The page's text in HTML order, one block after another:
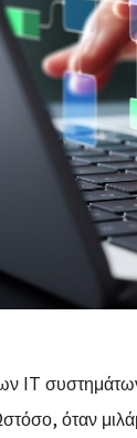
IT συστημάτων
όταν